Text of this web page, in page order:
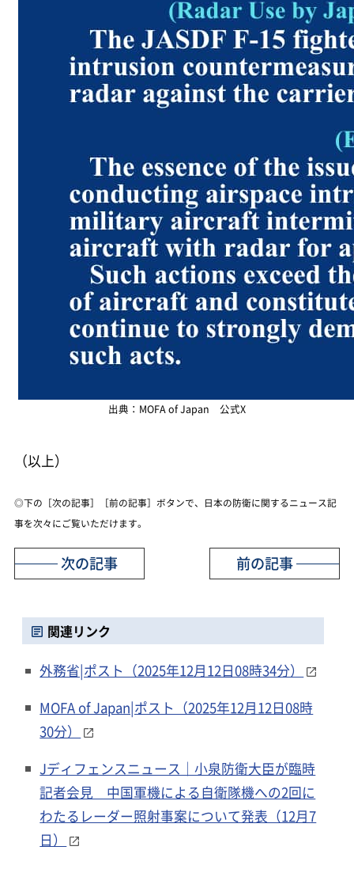
出典：MOFA of Japan 公式X
（以上）
◎下の［次の記事］［前の記事］ボタンで、日本の防衛に関するニュース記
事を次々にご覧いただけます。
前の記事
次の記事
関連リンク
外務省|ポスト（2025年12月12日08時34分）
MOFA of Japan|ポスト（2025年12月12日08時
30分）
Jディフェンスニュース｜小泉防衛大臣が臨時
記者会見 中国軍機による自衛隊機への2回に
わたるレーダー照射事案について発表（12月7
日）